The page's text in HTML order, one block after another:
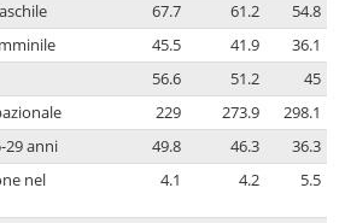
67.7 61.2
54.8
45.5 41.9
36.1
56.6 51.2
45
229 273.9
298.1
29 anni
49.8 46.3
36.3
nel
4.1 4.2 5.5